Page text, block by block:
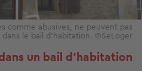
comme abusives, ne peuvent pas
le bail d'habitation. ©SeLoger
un bail d'habitation